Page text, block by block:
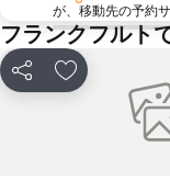
Darmstadt-West
Come In
Taunuswunderland
が、移動先の予約
フランクフルト
シェア お気に入りに